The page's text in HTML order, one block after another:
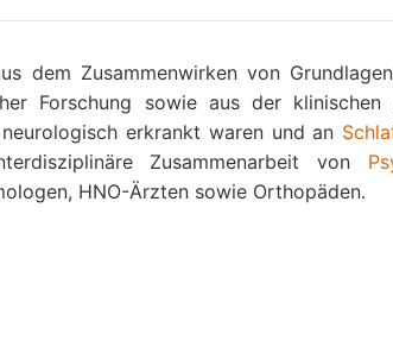
dem Zusammenwirken von
Forschung sowie aus der klinischen
erkrankt waren und an
Zusammenarbeit von
HNO-Ärzten sowie Orthopäden.